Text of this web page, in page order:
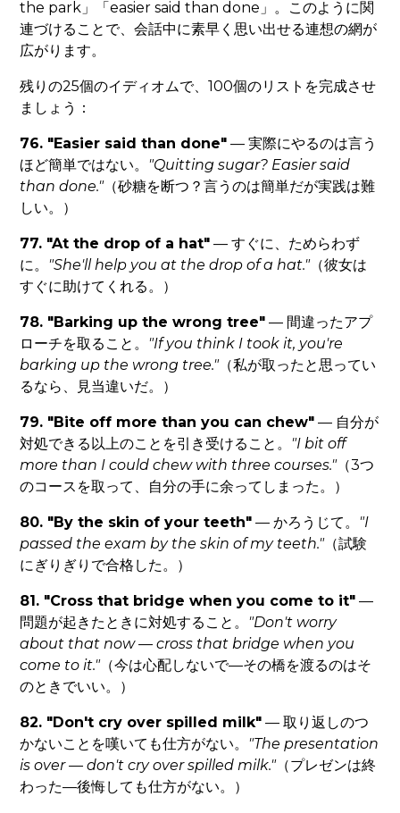
the park」「easier said than done」。このように関
連づけることで、会話中に素早く思い出せる連想の網が
広がります。
残りの25個のイディオムで、100個のリストを完成させ
ましょう：
76. "Easier said than done" — 実際にやるのは言う
ほど簡単ではない。 "Quitting sugar? Easier said
than done."（砂糖を断つ？言うのは簡単だが実践は難
しい。）
77. "At the drop of a hat" — すぐに、ためらわず
に。 "She'll help you at the drop of a hat."（彼女は
すぐに助けてくれる。）
78. "Barking up the wrong tree" — 間違ったアプ
ローチを取ること。 "If you think I took it, you're
barking up the wrong tree."（私が取ったと思ってい
るなら、見当違いだ。）
79. "Bite off more than you can chew" — 自分が
対処できる以上のことを引き受けること。 "I bit off
more than I could chew with three courses."（3つ
のコースを取って、自分の手に余ってしまった。）
80. "By the skin of your teeth" — かろうじて。 "I
passed the exam by the skin of my teeth."（試験
にぎりぎりで合格した。）
81. "Cross that bridge when you come to it" —
問題が起きたときに対処すること。 "Don't worry
about that now — cross that bridge when you
come to it."（今は心配しないで—その橋を渡るのはそ
のときでいい。）
82. "Don't cry over spilled milk" — 取り返しのつ
かないことを嘆いても仕方がない。 "The presentation
is over — don't cry over spilled milk."（プレゼンは終
わった—後悔しても仕方がない。）